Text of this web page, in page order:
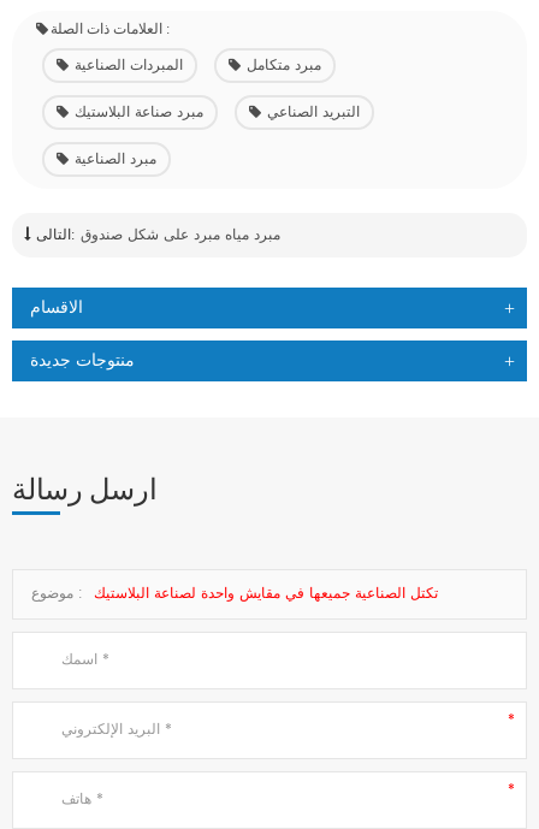
العلامات ذات الصلة :
المبردات الصناعية مبرد متكامل
مبرد صناعة البلاستيك التبريد الصناعي
مبرد الصناعية
التالى: مبرد مياه مبرد على شكل صندوق
الاقسام
منتوجات جديدة
ارسل رسالة
موضوع : تكتل الصناعية جميعها في مقايش واحدة لصناعة البلاستيك